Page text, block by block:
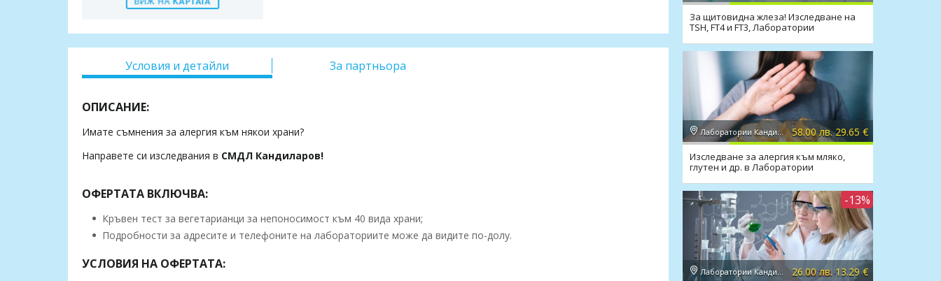
Условия и детайли За партньора
ОПИСАНИЕ:
Имате съмнения за алергия към някои храни?
Направете си изследвания в СМДЛ Кандиларов!
ОФЕРТАТА ВКЛЮЧВА:
Кръвен тест за вегетарианци за непоносимост към 40 вида храни;
Подробности за адресите и телефоните на лабораториите може да видите по-долу.
УСЛОВИЯ НА ОФЕРТАТА:
За щитовидна жлеза! Изследване на
TSH, FT4 и FT3, Лаборатории
Лаборатории Кандиларов 58.00 лв. 29.65 €
Изследване за алергия към мляко,
глутен и др. в Лаборатории
-13%
Лаборатории Кандиларов 26.00 лв. 13.29 €